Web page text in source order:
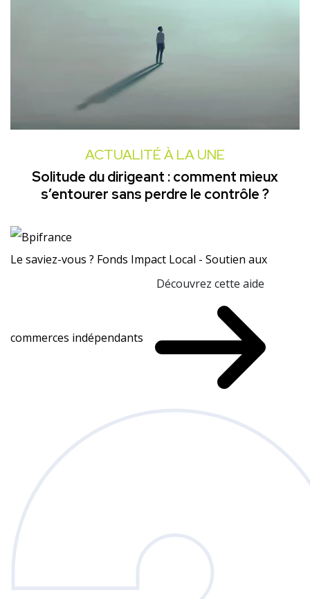
ACTUALITÉ À LA UNE
Solitude du dirigeant : comment mieux
s’entourer sans perdre le contrôle ?
Le saviez-vous ? Fonds Impact Local - Soutien aux
commerces indépendants
Découvrez cette aide